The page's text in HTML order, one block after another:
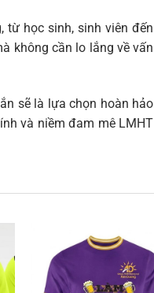
từ học sinh, sinh viên đến
không cần lo lắng về vấn
sẽ là lựa chọn hoàn hảo
và niềm đam mê LMHT